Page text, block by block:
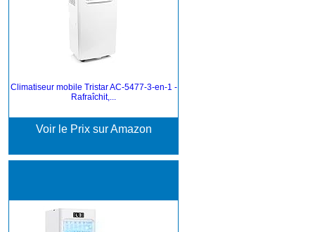
Climatiseur mobile Tristar AC-5477-3-en-1 -
Rafraîchit,...
Voir le Prix sur Amazon